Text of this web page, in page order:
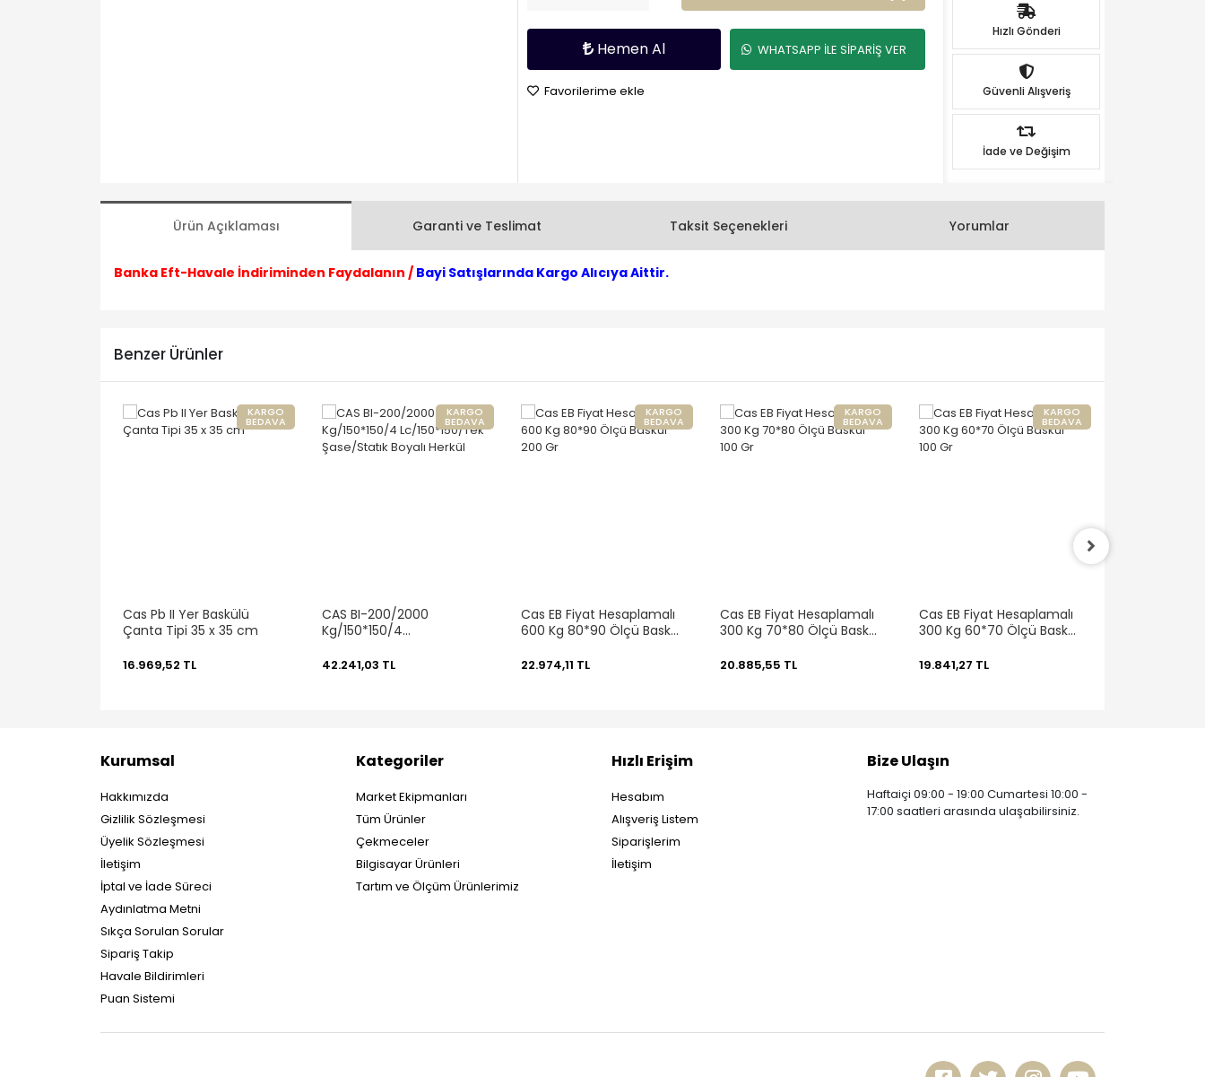
Hemen Al WHATSAPP İLE SİPARİŞ VER
Favorilerime ekle
Hızlı Gönderi
Güvenli Alışveriş
İade ve Değişim
Ürün Açıklaması Garanti ve Teslimat Taksit Seçenekleri Yorumlar
Banka Eft-Havale İndiriminden Faydalanın / Bayi Satışlarında Kargo Alıcıya Aittir.
Benzer Ürünler
KARGO
BEDAVA
Cas Pb II Yer Baskülü
Çanta Tipi 35 x 35 cm
16.969,52 TL
KARGO
BEDAVA
CAS BI-200/2000
Kg/150*150/4
Şase/Statık Boyalı Herkül
42.241,03 TL
KARGO
BEDAVA
Cas EB Fiyat Hesaplamalı
600 Kg 80*90 Ölçü Baskül
22.974,11 TL
KARGO
BEDAVA
Cas EB Fiyat Hesaplamalı
300 Kg 70*80 Ölçü Baskül
20.885,55 TL
KARGO
BEDAVA
Cas EB Fiyat Hesaplamalı
300 Kg 60*70 Ölçü Baskül
19.841,27 TL
Kurumsal
Hakkımızda
Gizlilik Sözleşmesi
Üyelik Sözleşmesi
İletişim
İptal ve İade Süreci
Aydınlatma Metni
Sıkça Sorulan Sorular
Sipariş Takip
Havale Bildirimleri
Puan Sistemi
Kategoriler
Market Ekipmanları
Tüm Ürünler
Çekmeceler
Bilgisayar Ürünleri
Tartım ve Ölçüm Ürünlerimiz
Hızlı Erişim
Hesabım
Alışveriş Listem
Siparişlerim
İletişim
Bize Ulaşın
Haftaiçi 09:00 - 19:00 Cumartesi 10:00 -
17:00 saatleri arasında ulaşabilirsiniz.